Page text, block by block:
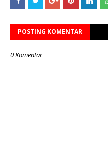
POSTING KOMENTAR
0 Komentar